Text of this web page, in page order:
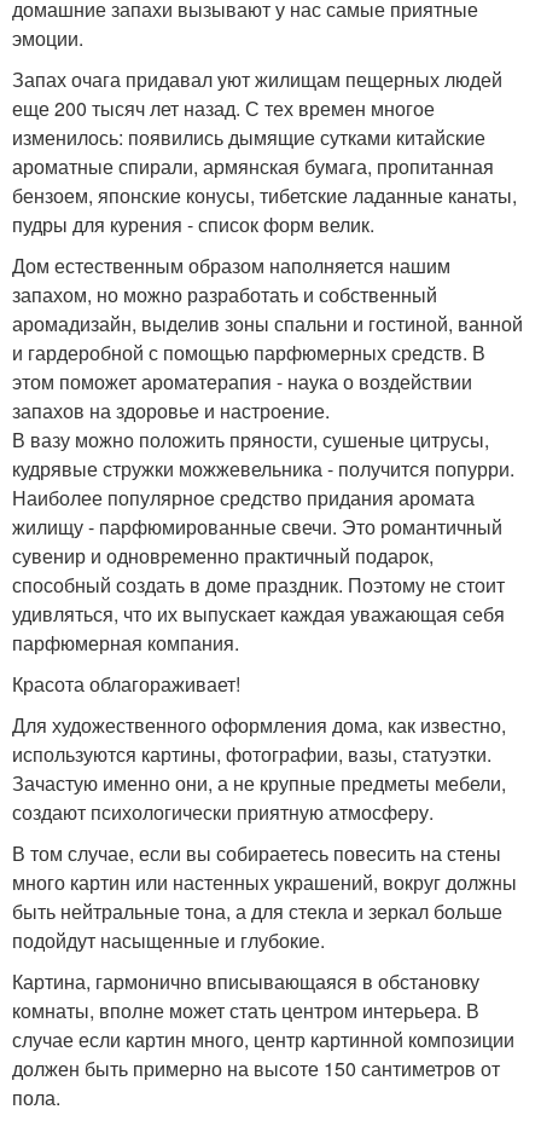
домашние запахи вызывают у нас самые приятные
эмоции.
Запах очага придавал уют жилищам пещерных людей
еще 200 тысяч лет назад. С тех времен многое
изменилось: появились дымящие сутками китайские
ароматные спирали, армянская бумага, пропитанная
бензоем, японские конусы, тибетские ладанные канаты,
пудры для курения - список форм велик.
Дом естественным образом наполняется нашим
запахом, но можно разработать и собственный
аромадизайн, выделив зоны спальни и гостиной, ванной
и гардеробной с помощью парфюмерных средств. В
этом поможет ароматерапия - наука о воздействии
запахов на здоровье и настроение.
В вазу можно положить пряности, сушеные цитрусы,
кудрявые стружки можжевельника - получится попурри.
Наиболее популярное средство придания аромата
жилищу - парфюмированные свечи. Это романтичный
сувенир и одновременно практичный подарок,
способный создать в доме праздник. Поэтому не стоит
удивляться, что их выпускает каждая уважающая себя
парфюмерная компания.
Красота облагораживает!
Для художественного оформления дома, как известно,
используются картины, фотографии, вазы, статуэтки.
Зачастую именно они, а не крупные предметы мебели,
создают психологически приятную атмосферу.
В том случае, если вы собираетесь повесить на стены
много картин или настенных украшений, вокруг должны
быть нейтральные тона, а для стекла и зеркал больше
подойдут насыщенные и глубокие.
Картина, гармонично вписывающаяся в обстановку
комнаты, вполне может стать центром интерьера. В
случае если картин много, центр картинной композиции
должен быть примерно на высоте 150 сантиметров от
пола.